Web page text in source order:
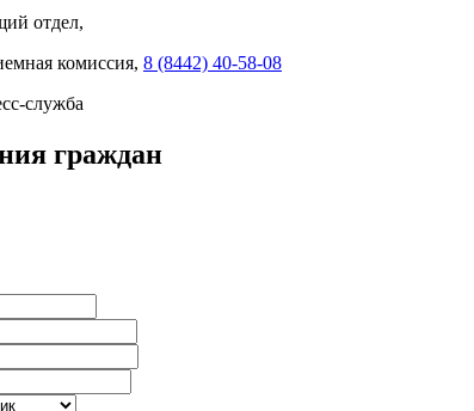
отдел,
комиссия, 8 (8442) 40-58-08
служба
граждан